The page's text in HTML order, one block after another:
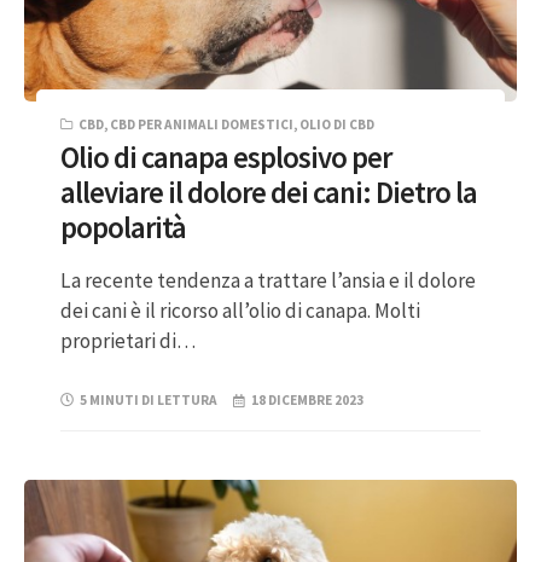
CBD, CBD PER ANIMALI DOMESTICI, OLIO DI CBD
Olio di canapa esplosivo per
alleviare il dolore dei cani: Dietro la
popolarità
La recente tendenza a trattare l’ansia e il dolore
dei cani è il ricorso all’olio di canapa. Molti
proprietari di…
5 MINUTI DI LETTURA 18 DICEMBRE 2023